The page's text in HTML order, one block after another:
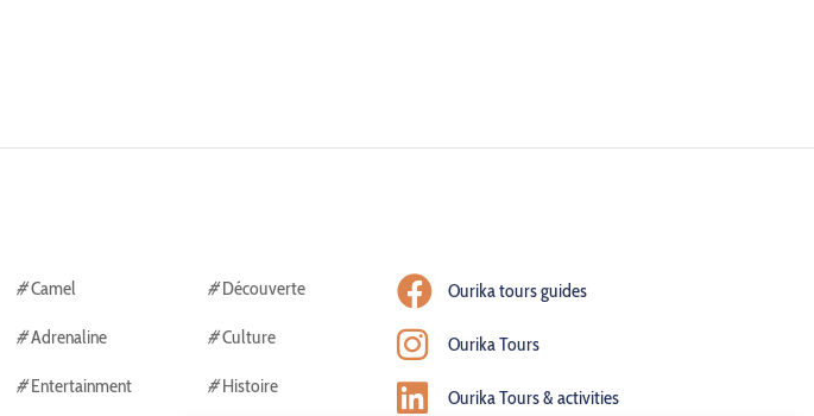
#Camel
#Adrenaline
#Entertainment
#Découverte
#Culture
#Histoire
Ourika tours guides
Ourika Tours
Ourika Tours & activities